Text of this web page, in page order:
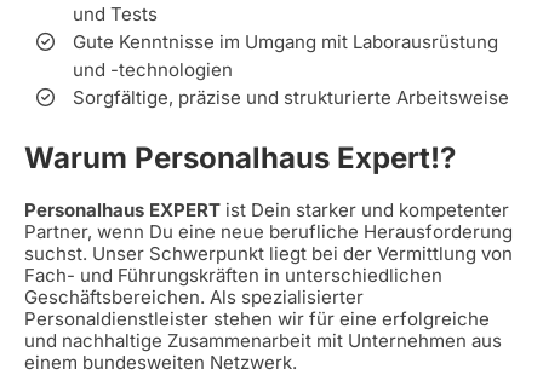
und Tests
Gute Kenntnisse im Umgang mit Laborausrüstung
und -technologien
Sorgfältige, präzise und strukturierte Arbeitsweise
Warum Personalhaus Expert!?
Personalhaus EXPERT ist Dein starker und kompetenter
Partner, wenn Du eine neue berufliche Herausforderung
suchst. Unser Schwerpunkt liegt bei der Vermittlung von
Fach- und Führungskräften in unterschiedlichen
Geschäftsbereichen. Als spezialisierter
Personaldienstleister stehen wir für eine erfolgreiche
und nachhaltige Zusammenarbeit mit Unternehmen aus
einem bundesweiten Netzwerk.